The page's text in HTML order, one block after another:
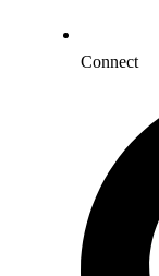
Connect